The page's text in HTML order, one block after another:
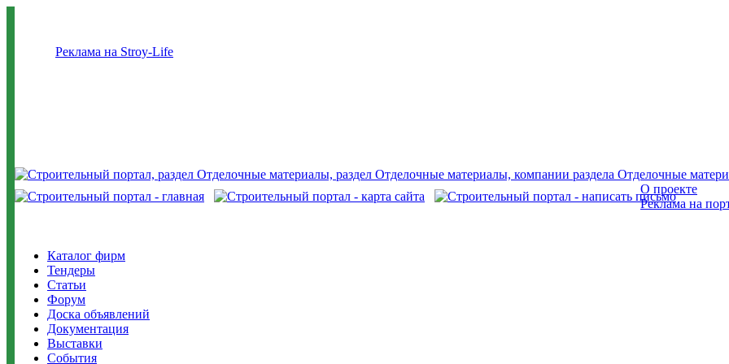
Реклама на Stroy-Life
О проекте
Реклама на
Каталог фирм
Тендеры
Статьи
Форум
Доска объявлений
Документация
Выставки
События